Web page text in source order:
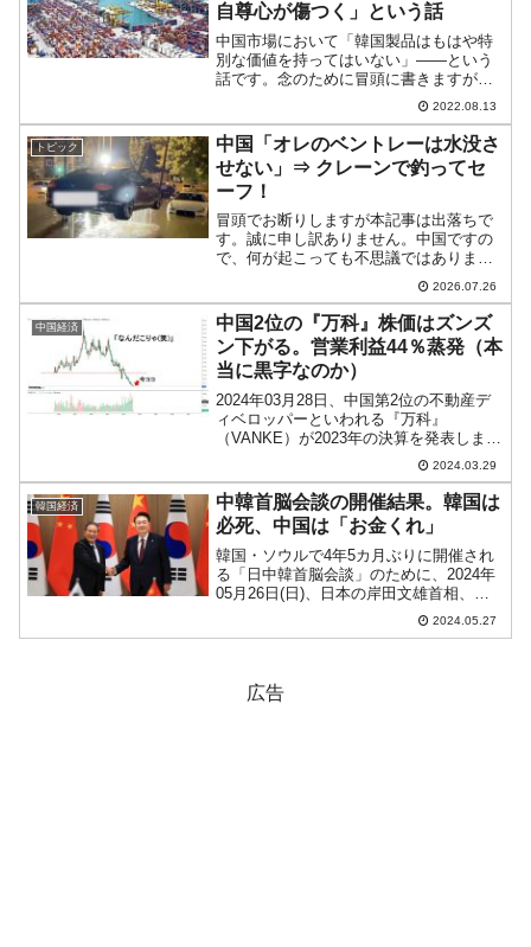
自尊心が傷つく」という話
中国市場において「韓国製品はもはや特
別な価値を持ってはいない」――という
話です。念のために冒頭に書きますが特
に筆者の意見ではありません。韓国メデ
ィアの意見です。中国市場での貿易黒字
が怪しくなってきた韓国まず現状です。
韓国は輸出一本で食べてい...
2022.08.13
トピック
中国「オレのベントレーは水没さ
せない」⇒ クレーンで釣ってセ
ーフ！
冒頭でお断りしますが本記事は出落ちで
す。誠に申し訳ありません。中国ですの
で、何が起こっても不思議ではありませ
んが、大雨・洪水に見舞われている遼寧
省瀋陽市の渾南区で珍光景が出現しまし
た。2026年07月14日、「伯爵源築」とい
う高級マンション...
2026.07.26
中国経済
中国2位の『万科』株価はズンズ
ン下がる。営業利益44％蒸発（本
当に黒字なのか）
2024年03月28日、中国第2位の不動産デ
ィベロッパーといわれる『万科』
（VANKE）が2023年の決算を発表しまし
た。以下はその公示データから切り出し
たものです。総売上：4,657億3,907万
6,702.23元（-7.56％）営業利益...
2024.03.29
韓国経済
中韓首脳会談の開催結果。韓国は
必死、中国は「お金くれ」
韓国・ソウルで4年5カ月ぶりに開催され
る「日中韓首脳会談」のために、2024年
05月26日(日)、日本の岸田文雄首相、中
国の李強首相が韓国に到着。日中韓首脳
会談自体は27日(月)ですが、韓国の尹錫
2024.05.27
広告